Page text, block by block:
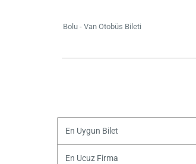
Bolu - Van Otobüs Bileti
En Uygun Bilet
En Ucuz Firma